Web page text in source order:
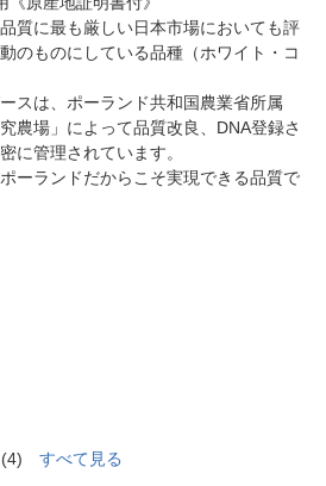
質に最も厳しい日本市場においても評
のものにしている品種（ホワイト・コ
スは、ポーランド共和国農業省所属
農場」によって品質改良、DNA登録さ
に管理されています。
ーランドだからこそ実現できる品質で
(4) すべて見る